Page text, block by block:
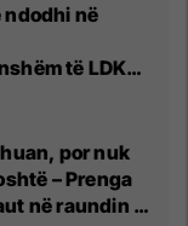
në
të LDK-
por nuk
– Prenga
në raundin e